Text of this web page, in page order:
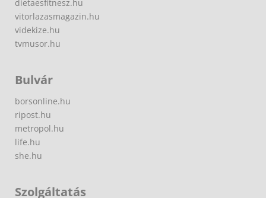
dietaesfitnesz.hu
vitorlazasmagazin.hu
videkize.hu
tvmusor.hu
Bulvár
borsonline.hu
ripost.hu
metropol.hu
life.hu
she.hu
Szolgáltatás